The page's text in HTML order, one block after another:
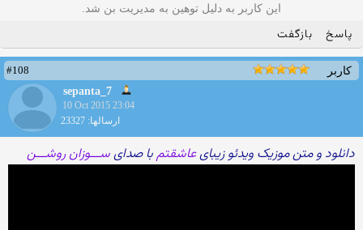
این کاربر به دلیل توهین به مدیریت بن شد.
پاسخ بازگفت
کاربر
#108
sepanta_7
10 Oct 2015 23:04
ارسالها: 23327
دانلود و متن موزیک ویدئو زیبایعاشقتمبا صدایســـوزان روشـــن